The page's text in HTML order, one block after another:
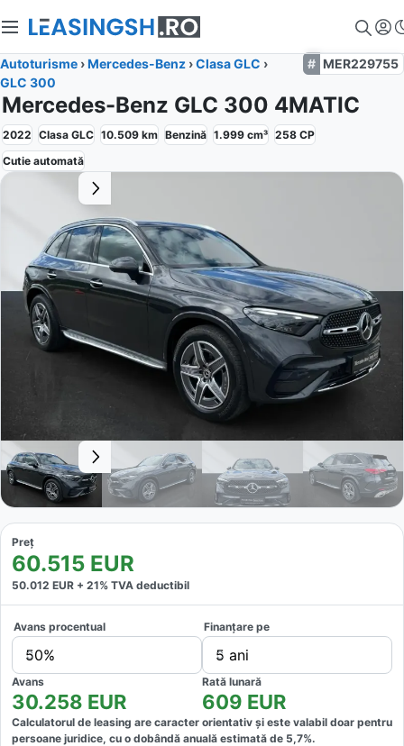
Autoturisme ›Mercedes-Benz ›Clasa GLC ›
GLC 300
MER229755
Mercedes-Benz GLC 300 4MATIC
2022 Clasa GLC 10.509 km Benzină 1.999 cm³ 258 CP
Cutie automată
Preț
60.515 EUR
50.012 EUR + 21% TVA deductibil
Avans procentual
50%
Finanțare pe
5 ani
Avans
30.258 EUR
Rată lunară
609 EUR
Calculatorul de leasing are caracter orientativ și este valabil doar pentru
persoane juridice, cu o dobândă anuală estimată de 5,7%.